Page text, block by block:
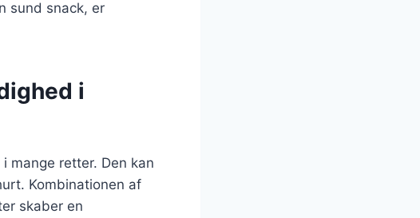
sund snack, er
i
mange retter. Den kan
Kombinationen af
skaber en